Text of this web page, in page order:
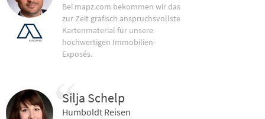
Bei mapz.com bekommen wir das
zur Zeit grafisch anspruchsvollste
Kartenmaterial für unsere
hochwertigen Immobilien-
Exposés.
Silja Schelp
Humboldt Reisen